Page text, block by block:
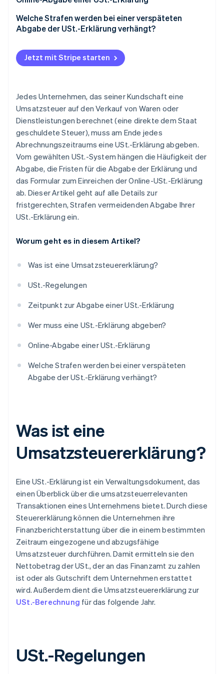
Welche Strafen werden bei einer verspäteten
Abgabe der USt.-Erklärung verhängt?
Jetzt mit Stripe starten
Jedes Unternehmen, das seiner Kundschaft eine
Umsatzsteuer auf den Verkauf von Waren oder
Dienstleistungen berechnet (eine direkte dem Staat
geschuldete Steuer), muss am Ende jedes
Abrechnungszeitraums eine USt.-Erklärung abgeben.
Vom gewählten USt.-System hängen die Häufigkeit der
Abgabe, die Fristen für die Abgabe der Erklärung und
das Formular zum Einreichen der Online-USt.-Erklärung
ab. Dieser Artikel geht auf alle Details zur
fristgerechten, Strafen vermeidenden Abgabe Ihrer
USt.-Erklärung ein.
Worum geht es in diesem Artikel?
Was ist eine Umsatzsteuererklärung?
USt.-Regelungen
Zeitpunkt zur Abgabe einer USt.-Erklärung
Wer muss eine USt.-Erklärung abgeben?
Online-Abgabe einer USt.-Erklärung
Welche Strafen werden bei einer verspäteten
Abgabe der USt.-Erklärung verhängt?
Was ist eine
Umsatzsteuererklärung?
Eine USt.-Erklärung ist ein Verwaltungsdokument, das
einen Überblick über die umsatzsteuerrelevanten
Transaktionen eines Unternehmens bietet. Durch diese
Steuererklärung können die Unternehmen ihre
Finanzberichterstattung über die in einem bestimmten
Zeitraum eingezogene und abzugsfähige
Umsatzsteuer durchführen. Damit ermitteln sie den
Nettobetrag der USt., der an das Finanzamt zu zahlen
ist oder als Gutschrift dem Unternehmen erstattet
wird. Außerdem dient die Umsatzsteuererklärung zur
USt.-Berechnung für das folgende Jahr.
USt.-Regelungen